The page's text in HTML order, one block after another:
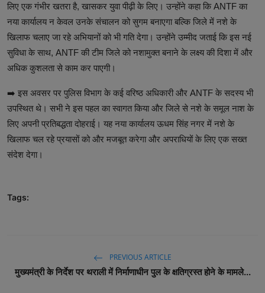
Cookies Policy
लिए एक गंभीर खतरा है, खासकर युवा पीढ़ी के लिए। उन्होंने कहा कि ANTF का
नया कार्यालय न केवल उनके संचालन को सुगम बनाएगा बल्कि जिले में नशे के
खिलाफ चलाए जा रहे अभियानों को भी गति देगा। उन्होंने उम्मीद जताई कि इस नई
सुविधा के साथ, ANTF की टीम जिले को नशामुक्त बनाने के लक्ष्य की दिशा में और
अधिक कुशलता से काम कर पाएगी।
➡️ इस अवसर पर पुलिस विभाग के कई वरिष्ठ अधिकारी और ANTF के सदस्य भी
उपस्थित थे। सभी ने इस पहल का स्वागत किया और जिले से नशे के समूल नाश के
लिए अपनी प्रतिबद्धता दोहराई। यह नया कार्यालय ऊधम सिंह नगर में नशे के
खिलाफ चल रहे प्रयासों को और मजबूत करेगा और अपराधियों के लिए एक सख्त
संदेश देगा।
Tags:
PREVIOUS ARTICLE
मुख्यमंत्री के निर्देश पर थराली में निर्माणाधीन पुल के क्षतिग्रस्त होने के मामले...